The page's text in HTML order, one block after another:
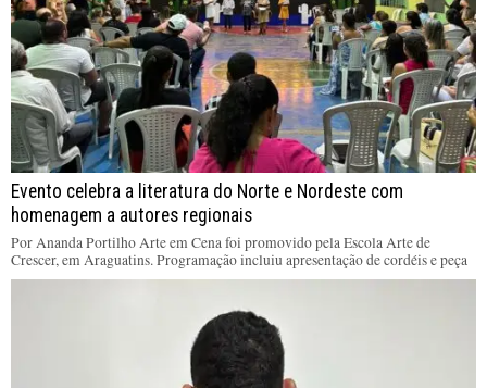
Evento celebra a literatura do Norte e Nordeste com
homenagem a autores regionais
Por Ananda Portilho Arte em Cena foi promovido pela Escola Arte de
Crescer, em Araguatins. Programação incluiu apresentação de cordéis e peça